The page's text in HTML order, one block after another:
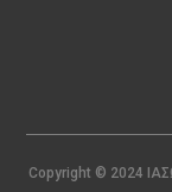
Copyright © 2024